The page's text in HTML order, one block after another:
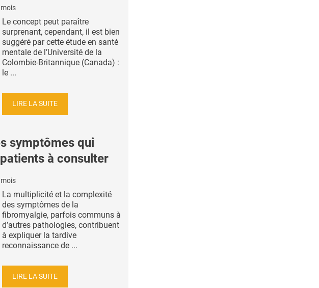
Le concept peut paraître
surprenant, cependant, il est bien
suggéré par cette étude en santé
mentale de l’Université de la
Colombie-Britannique (Canada) :
le ...
LIRE LA SUITE
symptômes qui
à consulter
La multiplicité et la complexité
des symptômes de la
fibromyalgie, parfois communs à
d’autres pathologies, contribuent
à expliquer la tardive
reconnaissance de ...
LIRE LA SUITE